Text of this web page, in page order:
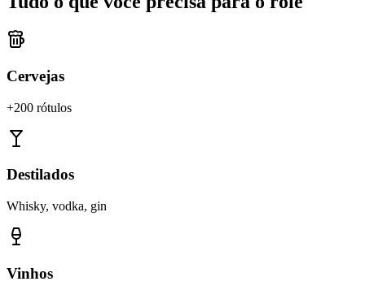
Cervejas
+200 rótulos
Destilados
Whisky, vodka, gin
Vinhos